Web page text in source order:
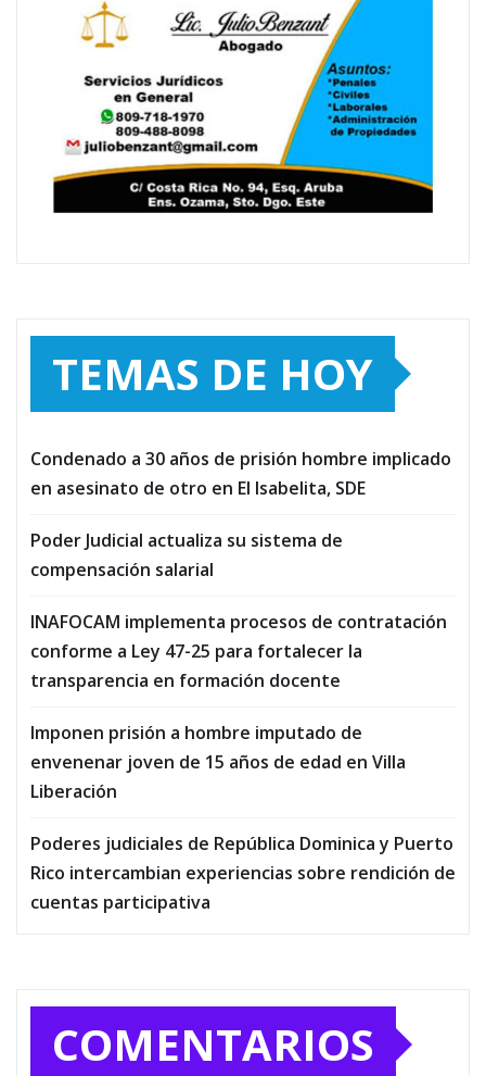
TEMAS DE HOY
Condenado a 30 años de prisión hombre implicado
en asesinato de otro en El Isabelita, SDE
Poder Judicial actualiza su sistema de
compensación salarial
INAFOCAM implementa procesos de contratación
conforme a Ley 47-25 para fortalecer la
transparencia en formación docente
Imponen prisión a hombre imputado de
envenenar joven de 15 años de edad en Villa
Liberación
Poderes judiciales de República Dominica y Puerto
Rico intercambian experiencias sobre rendición de
cuentas participativa
COMENTARIOS